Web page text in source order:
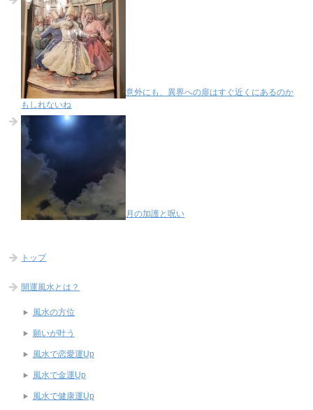
意外にも、異界への扉はすぐ近くにあるのか
もしれないね
月の加護と呪い
トップ
開運風水とは？
風水の方位
願いが叶う
風水で恋愛運Up
風水で金運Up
風水で健康運Up